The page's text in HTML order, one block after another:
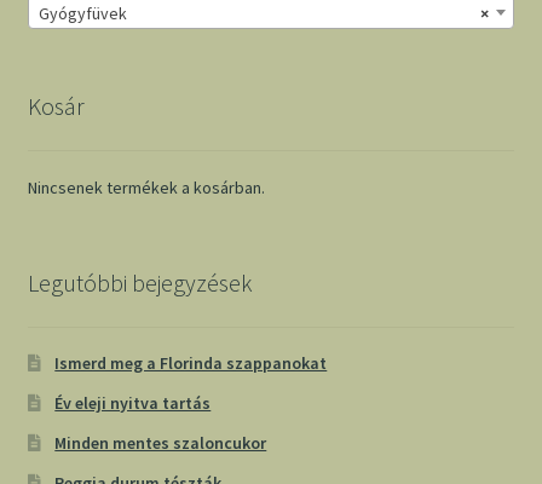
×
Gyógyfüvek
Kosár
Nincsenek termékek a kosárban.
Legutóbbi bejegyzések
Ismerd meg a Florinda szappanokat
Év eleji nyitva tartás
Minden mentes szaloncukor